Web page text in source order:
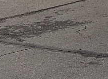
13Mar
Records,